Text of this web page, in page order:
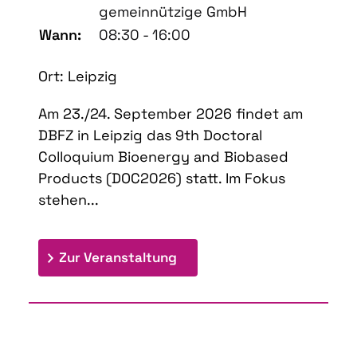
gemeinnützige GmbH
Wann:
08:30 - 16:00
Ort: Leipzig
Am 23./24. September 2026 findet am
DBFZ in Leipzig das 9th Doctoral
Colloquium Bioenergy and Biobased
Products (DOC2026) statt. Im Fokus
stehen...
Zur Veranstaltung